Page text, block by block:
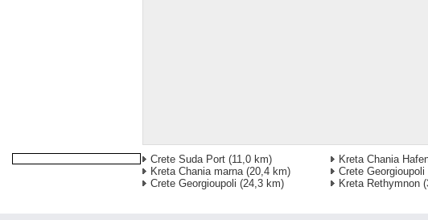
Crete Suda Port (11,0 km) Kreta Chania
Kreta Chania marna(20,4 km) Crete Georgioupoli
Crete Georgioupoli (24,3 km) Kreta Rethymnon